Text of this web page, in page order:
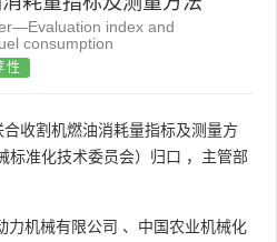
业标准
index and
consumption
性
收割机燃油消耗量指标及测量方
标准化技术委员会）归口 ，主管部
力机械有限公司 、 中国农业机械化